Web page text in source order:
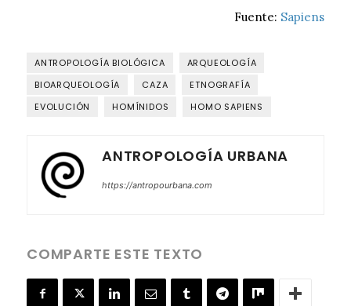
Fuente: Sapiens
ANTROPOLOGÍA BIOLÓGICA
ARQUEOLOGÍA
BIOARQUEOLOGÍA
CAZA
ETNOGRAFÍA
EVOLUCIÓN
HOMÍNIDOS HOMO SAPIENS
ANTROPOLOGÍA URBANA
https://antropourbana.com
COMPARTE ESTE TEXTO